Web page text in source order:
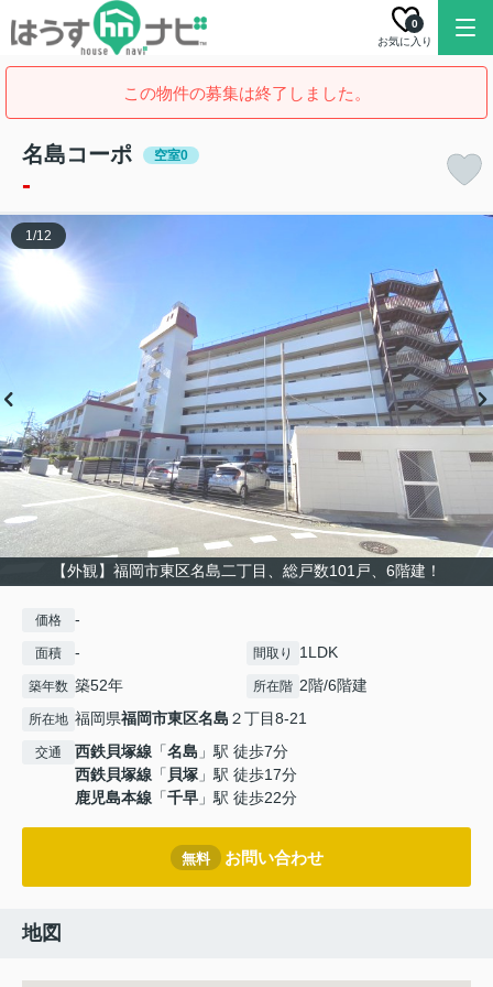
お気に入り
0
この物件の募集は終了しました。
名島コーポ 空室0
-
【外観】福岡市東区名島二丁目、総戸数101戸、6階建！
1/12
価格 -
面積 - 間取り 1LDK
築年数 築52年 所在階 2階/6階建
所在地 福岡県福岡市東区名島 ２丁目8-21
交通 西鉄貝塚線 「名島 」駅 徒歩7分
西鉄貝塚線 「 貝塚 」駅 徒歩17分
鹿児島本線 「千早 」駅 徒歩22分
無料 お問い合わせ
地図